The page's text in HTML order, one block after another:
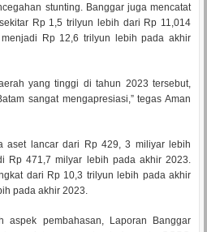
stunting. Banggar juga mencatat
Rp 1,5 trilyun lebih dari Rp 11,014
Rp 12,6 trilyun lebih pada akhir
yang tinggi di tahun 2023 tersebut,
sangat mengapresiasi,” tegas Aman
aset lancar dari Rp 429, 3 miliyar lebih
Rp 471,7 milyar lebih pada akhir 2023.
dari Rp 10,3 trilyun lebih pada akhir
pada akhir 2023.
aspek pembahasan, Laporan Banggar